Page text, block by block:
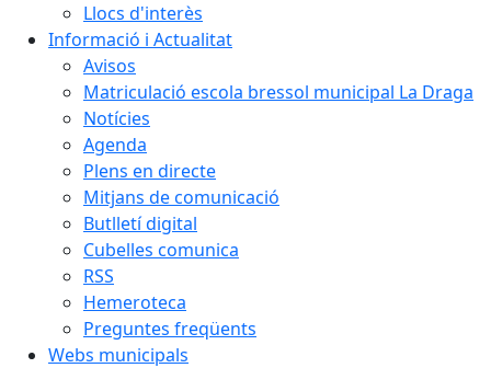
Llocs d'interès
Informació i Actualitat
Avisos
Matriculació escola bressol municipal La Draga
Notícies
Agenda
Plens en directe
Mitjans de comunicació
Butlletí digital
Cubelles comunica
RSS
Hemeroteca
Preguntes freqüents
Webs municipals